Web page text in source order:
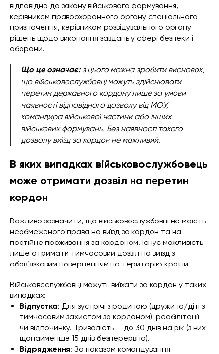
відповідно до закону військового формування,
керівником правоохоронного органу спеціального
призначення, керівником розвідувального органу
рішень щодо виконання завдань у сфері безпеки і
оборони.
Що це означає:з цього можна зробити висновок,
що військовослужбовці можуть здійснювати
перетин державного кордону лише за умови
наявності відповідного дозволу від МОУ,
командира військової частини або інших
військових формувань. Без наявності такого
дозволу виїзд за кордон не можливий.
В яких випадках військовослужбовець
може отримати дозвіл на перетин
кордон
Важливо зазначити, що військовослужбовці не мають
необмеженого права на виїзд за кордон та на
постійне проживання за кордоном. Існує можливість
лише отримати тимчасовий дозвіл на виїзд з
обовʼязковим поверненням на територію країни.
Військовослужбовці можуть виїхати за кордон у таких
випадках:
Відпустка: Для зустрічі з родиною (дружина/діті з
тимчасовим захистом за кордоном), реабілітації
чи відпочинку. Тривалість — до 30 днів на рік (з них
щонайменше 15 днів безперервно).
Відрядження: За наказом командування